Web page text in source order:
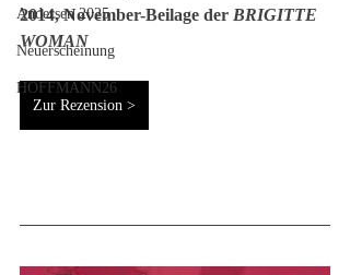
Andersen 2025
Neuerscheinung
HOFFMANN26
2014, November-Beilage der BRIGITTE
WOMAN
Zur Rezension >